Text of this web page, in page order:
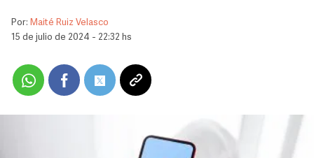
Por: Maité Ruiz Velasco
15 de julio de 2024 - 22:32 hs